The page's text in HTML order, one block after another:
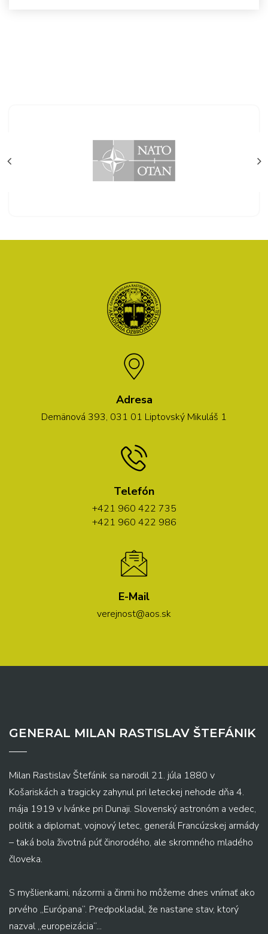
Adresa
Demänová 393, 031 01 Liptovský Mikuláš 1
Telefón
+421 960 422 735
+421 960 422 986
E-Mail
verejnost@aos.sk
GENERAL MILAN RASTISLAV ŠTEFÁNIK
Milan Rastislav Štefánik sa narodil 21. júla 1880 v
Košariskách a tragicky zahynul pri leteckej nehode dňa 4.
mája 1919 v Ivánke pri Dunaji. Slovenský astronóm a vedec,
politik a diplomat, vojnový letec, generál Francúzskej armády
– taká bola životná púť činorodého, ale skromného mladého
človeka.
S myšlienkami, názormi a činmi ho môžeme dnes vnímať ako
prvého „Európana“. Predpokladal, že nastane stav, ktorý
nazval „europeizácia“...